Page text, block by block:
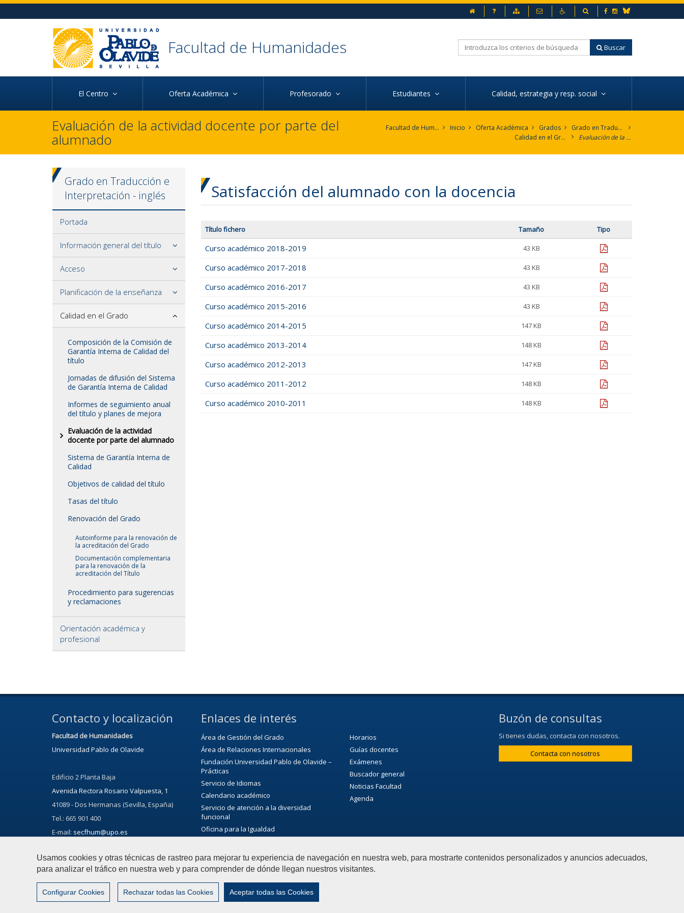
Usamos cookies y otras técnicas de rastreo para mejorar tu experiencia de navegación en nuestra web, para mostrarte contenidos personalizados y anuncios adecuados,
para analizar el tráfico en nuestra web y para comprender de dónde llegan nuestros visitantes.
Configurar Cookies Rechazar todas las Cookies Aceptar todas las Cookies
Ir al contenido principal de la página (alt + s)
Ir al pie de la página (alt + p)
Ir al menú principal (alt + u)
FacebookInstagram
Bluesky
Preguntas frecuentes
Mapa web Contacto AccesibilidadBuscador
Facultad de Humanidades Buscar
El Centro Oferta Académica Profesorado Estudiantes Calidad, estrategia y resp. social
Evaluación de la actividad docente por parte del
alumnado
Facultad de Humanidades Inicio Oferta Académica Grados
Grado en Traducción e Interpretación. Inglés
Calidad en el Grado
Evaluación de la actividad docente por parte del alumnado
Grado en Traducción e
Interpretación - inglés
Portada
Información general del título
Acceso
Planificación de la enseñanza
Calidad en el Grado
Composición de la Comisión de
Garantía Interna de Calidad del
título
Jornadas de difusión del Sistema
de Garantía Interna de Calidad
Informes de seguimiento anual
del título y planes de mejora
Evaluación de la actividad
docente por parte del alumnado
Sistema de Garantía Interna de
Calidad
Objetivos de calidad del título
Tasas del título
Renovación del Grado
Autoinforme para la renovación de
la acreditación del Grado
Documentación complementaria
para la renovación de la
acreditación del Título
Procedimiento para sugerencias
y reclamaciones
Orientación académica y
profesional
Satisfacción del alumnado con la docencia
Título fichero Tamaño Tipo
Curso académico 2018-2019 43 KB pdf
Curso académico 2017-2018 43 KB pdf
Curso académico 2016-2017 43 KB pdf
Curso académico 2015-2016 43 KB pdf
Curso académico 2014-2015 147 KB pdf
Curso académico 2013-2014 148 KB pdf
Curso académico 2012-2013 147 KB pdf
Curso académico 2011-2012 148 KB pdf
Curso académico 2010-2011 148 KB pdf
Contacto y localización
Facultad de Humanidades
Universidad Pablo de Olavide
Edificio 2 Planta Baja
Avenida Rectora Rosario Valpuesta, 1
41089 - Dos Hermanas (Sevilla, España)
Tel.: 665 901 400
E-mail: secfhum@upo.es
Enlaces de interés
Área de Gestión del Grado
Área de Relaciones Internacionales
Fundación Universidad Pablo de Olavide –
Prácticas
Servicio de Idiomas
Calendario académico
Servicio de atención a la diversidad
funcional
Oficina para la Igualdad
Servicio de Extensión Cultural (SEC)
Agenda Cultural de la Universidad
Horarios
Guías docentes
Exámenes
Buscador general
Noticias Facultad
Agenda
Buzón de consultas
Si tienes dudas, contacta con nosotros.
Contacta con nosotros
© 2019 Universidad Pablo de Olavide - Facultad de Humanidades Contactar | Aviso legal